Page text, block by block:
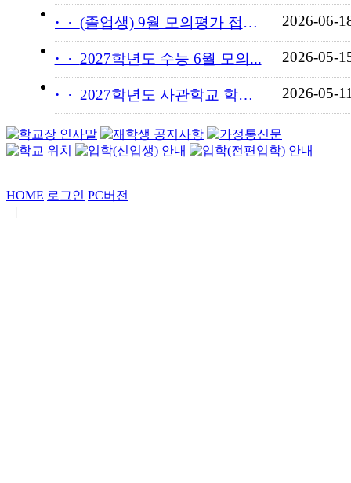
· (졸업생) 9월 모의평가 접수... 2026-06-
· 2027학년도 수능 6월 모의... 2026-05-
· 2027학년도 사관학교 학교장... 2026-05-
HOME 로그인 PC버전